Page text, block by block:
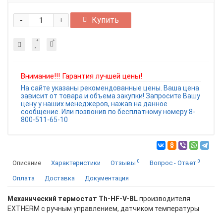
+
- Купить
Внимание!!! Гарантия лучшей цены!
На сайте указаны рекомендованные цены. Ваша цена
зависит от товара и объема закупки! Запросите Вашу
цену у наших менеджеров, нажав на данное
сообщение. Или позвонив по бесплатному номеру 8-
800-511-65-10
Описание Характеристики Отзывы 0 Вопрос - Ответ 0
Оплата Доставка Документация
Механический термостат Th-HF-V-BLпроизводителя
EXTHERM с ручным управлением, датчиком температуры